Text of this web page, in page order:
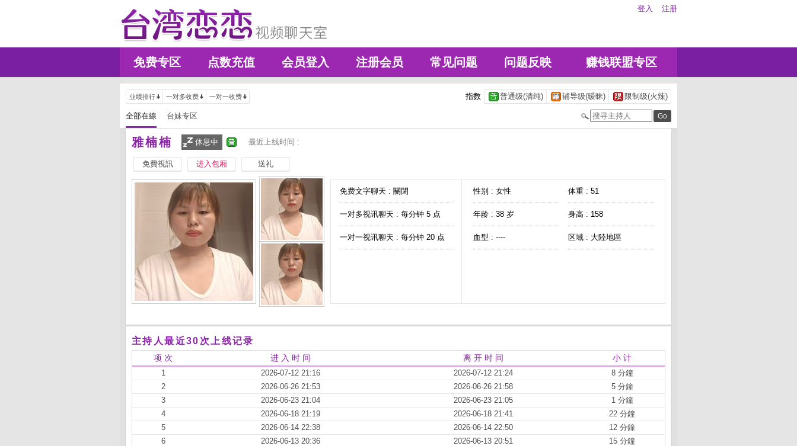
登入 注册
免费专区 点数充值 会员登入 注册会员 常见问题 问题反映 赚钱联盟专区
业绩排行 一对多收费 一对一收费 指数 普通级(清纯) 辅导级(暧昧) 限制级(火辣)
全部在線 台妹专区
雅楠楠 休息中 最近上线时间 :
免費視訊 进入包厢 送礼
免费文字聊天 : 關閉
一对多视讯聊天 : 每分钟 5 点
一对一视讯聊天 : 每分钟 20 点
性别 : 女性 体重 : 51
年龄 : 38 岁 身高 : 158
血型 : ---- 区域 : 大陸地區
主持人最近30次上线记录
项 次 进 入 时 间 离 开 时 间 小 计
1 2026-07-12 21:16 2026-07-12 21:24
8 分鐘
2
2026-06-26 21:53 2026-06-26 21:58
5 分鐘
3
2026-06-23 21:04 2026-06-23 21:05
1 分鐘
4
2026-06-18 21:19 2026-06-18 21:41
22 分鐘
5
2026-06-14 22:38 2026-06-14 22:50
12 分鐘
6
2026-06-13 20:36 2026-06-13 20:51
15 分鐘